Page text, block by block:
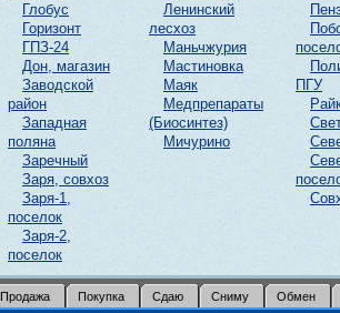
Глобус
Горизонт
ГПЗ-24
Дон, магазин
Заводской
район
Западная
поляна
Заречный
Заря, совхоз
Заря-1,
поселок
Заря-2,
поселок
Ленинский
лесхоз
Маньчжурия
Мастиновка
Маяк
Медпрепараты
(Биосинтез)
Мичурино
ПГУ
Продажа Покупка Сдаю Сниму Обмен